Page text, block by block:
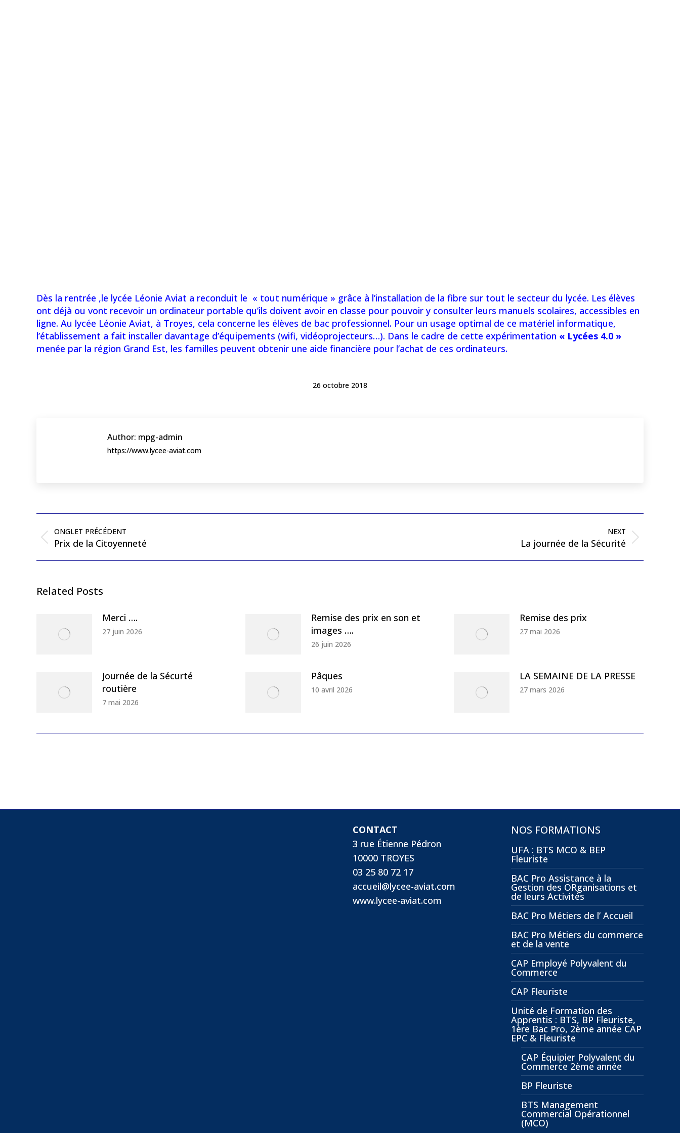
Dès la rentrée ,le lycée Léonie Aviat a reconduit le « tout numérique » grâce à l’installation de la fibre sur tout le secteur du lycée. Les élèves
ont déjà ou vont recevoir un ordinateur portable qu’ils doivent avoir en classe pour pouvoir y consulter leurs manuels scolaires, accessibles en
ligne. Au lycée Léonie Aviat, à Troyes, cela concerne les élèves de bac professionnel. Pour un usage optimal de ce matériel informatique,
l’établissement a fait installer davantage d’équipements (wifi, vidéoprojecteurs…). Dans le cadre de cette expérimentation « Lycées 4.0 »
menée par la région Grand Est, les familles peuvent obtenir une aide financière pour l’achat de ces ordinateurs.
26 octobre 2018
Author: mpg-admin
https://www.lycee-aviat.com
Post
navigation
ONGLET PRÉCÉDENT
Previous
Prix de la Citoyenneté
NEXT
La journée de la Sécurité
Related Posts
Merci ….
27 juin 2026
Remise des prix en son et
images ….
26 juin 2026
Remise des prix
27 mai 2026
Journée de la Sécurté
routière
7 mai 2026
Pâques
10 avril 2026
LA SEMAINE DE LA PRESSE
27 mars 2026
CONTACT
3 rue Étienne Pédron
10000 TROYES
03 25 80 72 17
accueil@lycee-aviat.com
www.lycee-aviat.com
NOS FORMATIONS
UFA : BTS MCO & BEP
Fleuriste
BAC Pro Assistance à la
Gestion des ORganisations et
de leurs Activités
BAC Pro Métiers de l’ Accueil
BAC Pro Métiers du commerce
et de la vente
CAP Employé Polyvalent du
Commerce
CAP Fleuriste
Unité de Formation des
Apprentis : BTS, BP Fleuriste,
1ère Bac Pro, 2ème année CAP
EPC & Fleuriste
CAP Équipier Polyvalent du
Commerce 2ème année
BP Fleuriste
BTS Management
Commercial Opérationnel
(MCO)